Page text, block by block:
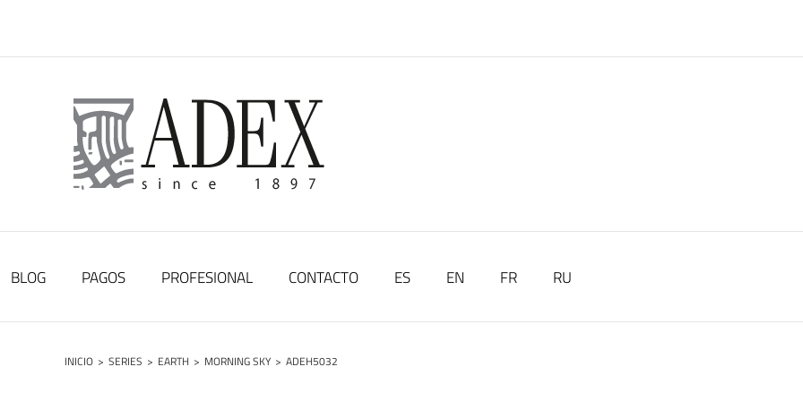
BLOG PAGOS PROFESIONAL CONTACTO ES EN FR RU
INICIO > SERIES > EARTH > MORNING SKY > ADEH5032